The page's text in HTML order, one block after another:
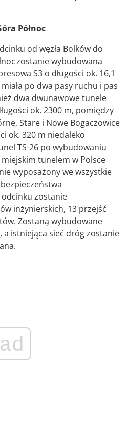
Północ
od węzła Bolków do
zostanie wybudowana
S3 o długości ok. 16,1
po dwa pasy ruchu i pas
dwa dwunawowe tunele
ok. 2300 m, pomiędzy
Stare i Nowe Bogaczowice
ok. 320 m niedaleko
TS-26 po wybudowaniu
tunelem w Polsce
wyposażony we wszystkie
zostanie
inżynierskich, 13 przejść
Zostaną wybudowane
istniejąca sieć dróg zostanie
ad